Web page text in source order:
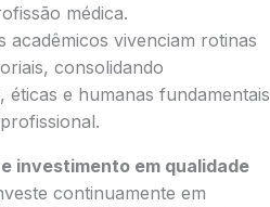
médica.
acadêmicos vivenciam rotinas
consolidando
éticas e humanas fundamentais
investimento em qualidade
continuamente em